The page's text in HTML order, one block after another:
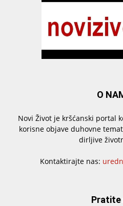
O
Novi Život je kršćanski portal
korisne objave duhovne
dirljive
Kontaktirajte nas:
Pratite